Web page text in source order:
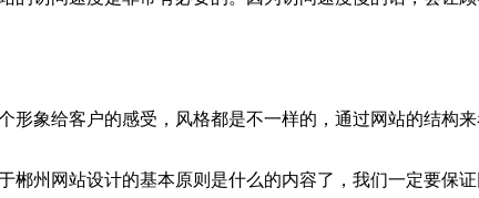
形象给客户的感受，风格都是不一样的，通过网站的结构
郴州网站设计的基本原则是什么的内容了，我们一定要保